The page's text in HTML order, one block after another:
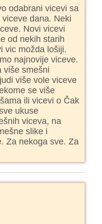
odabrani vicevi sa
dana. Neki
Novi vicevi
od nekih starih
vic možda lošiji.
najnovije viceve.
više smešni
više vole viceve
se više
ili vicevi o Čak
ukuse
viceva, na
slike i
Za nekoga sve. Za